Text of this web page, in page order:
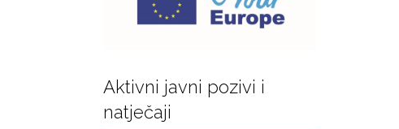
Aktivni javni pozivi i
natječaji